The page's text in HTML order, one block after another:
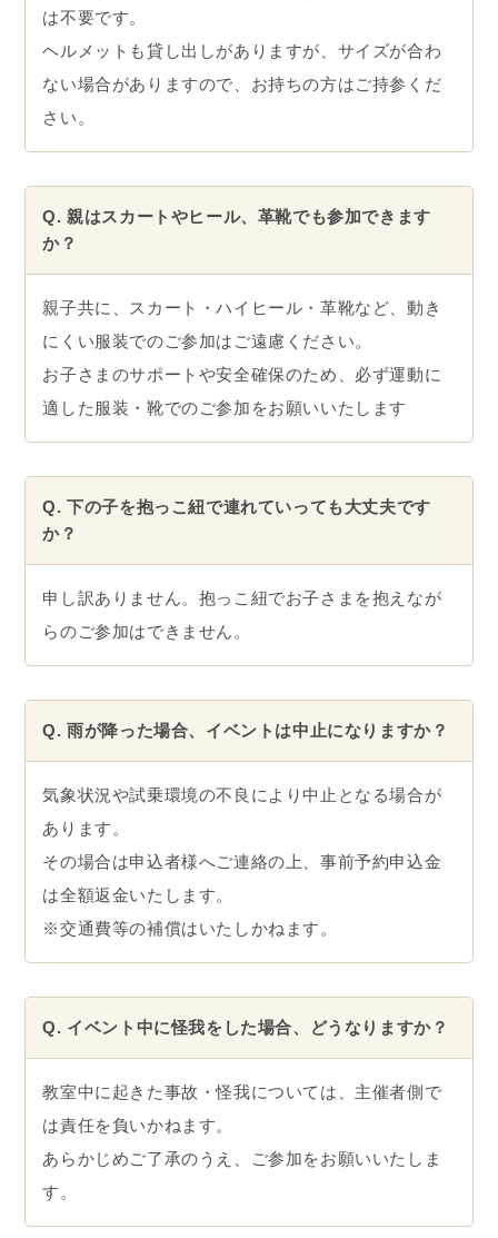
は不要です。
ヘルメットも貸し出しがありますが、サイズが合わ
ない場合がありますので、お持ちの方はご持参くだ
さい。
Q. 親はスカートやヒール、革靴でも参加できます
か？
親子共に、スカート・ハイヒール・革靴など、動き
にくい服装でのご参加はご遠慮ください。
お子さまのサポートや安全確保のため、必ず運動に
適した服装・靴でのご参加をお願いいたします
Q. 下の子を抱っこ紐で連れていっても大丈夫です
か？
申し訳ありません。抱っこ紐でお子さまを抱えなが
らのご参加はできません。
Q. 雨が降った場合、イベントは中止になりますか？
気象状況や試乗環境の不良により中止となる場合が
あります。
その場合は申込者様へご連絡の上、事前予約申込金
は全額返金いたします。
※交通費等の補償はいたしかねます。
Q. イベント中に怪我をした場合、どうなりますか？
教室中に起きた事故・怪我については、主催者側で
は責任を負いかねます。
あらかじめご了承のうえ、ご参加をお願いいたしま
す。